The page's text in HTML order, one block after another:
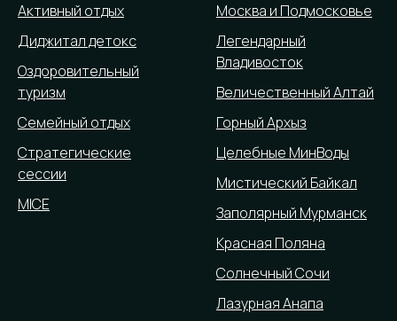
Активный отдых
Диджитал детокс
Оздоровительный
туризм
Семейный отдых
Стратегические
сессии
MICE
Москва и Подмосковье
Легендарный
Владивосток
Величественный Алтай
Горный Архыз
Целебные МинВоды
Мистический Байкал
Заполярный Мурманск
Красная Поляна
Солнечный Сочи
Лазурная Анапа